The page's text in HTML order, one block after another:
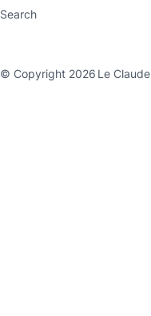
Search
© Copyright 2026 Le Claude